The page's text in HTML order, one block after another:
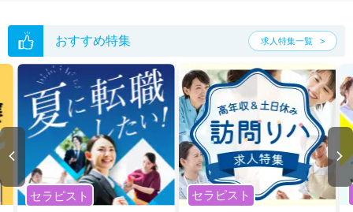
おすすめ特集 求人特集一覧
セラピスト セラピスト